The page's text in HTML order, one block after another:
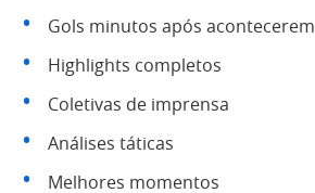
Gols minutos após acontecerem
Highlights completos
Coletivas de imprensa
Análises táticas
Melhores momentos